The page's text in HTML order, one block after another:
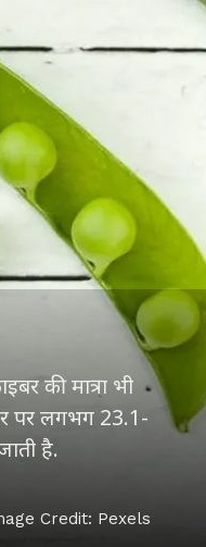
की मात्रा भी
पर लगभग 23.1-
है.
Credit: Pexels